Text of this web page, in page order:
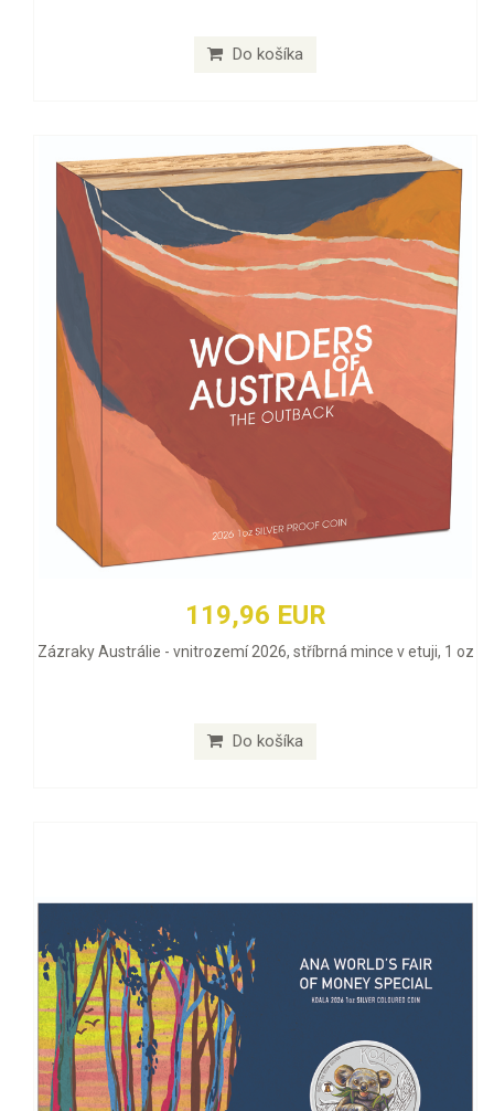
Do košíka
119,96 EUR
Zázraky Austrálie - vnitrozemí 2026, stříbrná mince v etuji, 1 oz
Do košíka